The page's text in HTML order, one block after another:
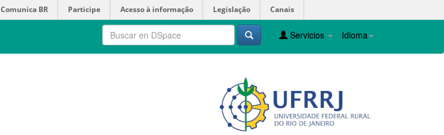
Comunica BR Participe Acesso à informação Legislação Canais
Idioma
Servicios